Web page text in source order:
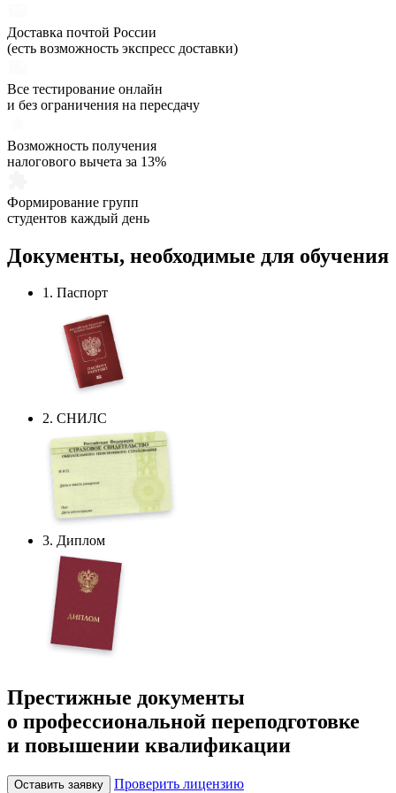
Доставка почтой России
(есть возможность экспресс доставки)
Все тестирование онлайн
и без ограничения на пересдачу
Возможность получения
налогового вычета за 13%
Формирование групп
студентов каждый день
Документы, необходимые для обучения
1. Паспорт
2. СНИЛС
3. Диплом
Престижные документы
о профессиональной переподготовке
и повышении квалификации
Оставить заявку Проверить лицензию